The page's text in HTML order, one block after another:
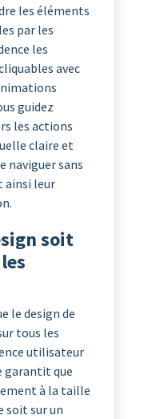
les éléments
par les
les
avec
guidez
les actions
claire et
naviguer sans
ainsi leur
soit
le design de
tous les
utilisateur
garantit que
à la taille
soit sur un